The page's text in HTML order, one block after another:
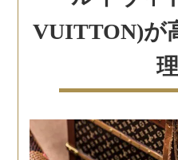
VUITTON)が